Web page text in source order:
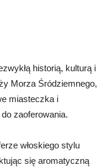
historią, kulturą i
Morza Śródziemnego,
miasteczka i
zaoferowania.
włoskiego stylu
się aromatyczną